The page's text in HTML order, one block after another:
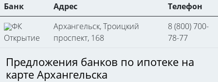
Банк Адрес
Телефон
ФК
Открытие
Архангельск, Троицкий
проспект, 168
8 (800) 700-
78-77
Предложения банков по ипотеке на
карте Архангельска